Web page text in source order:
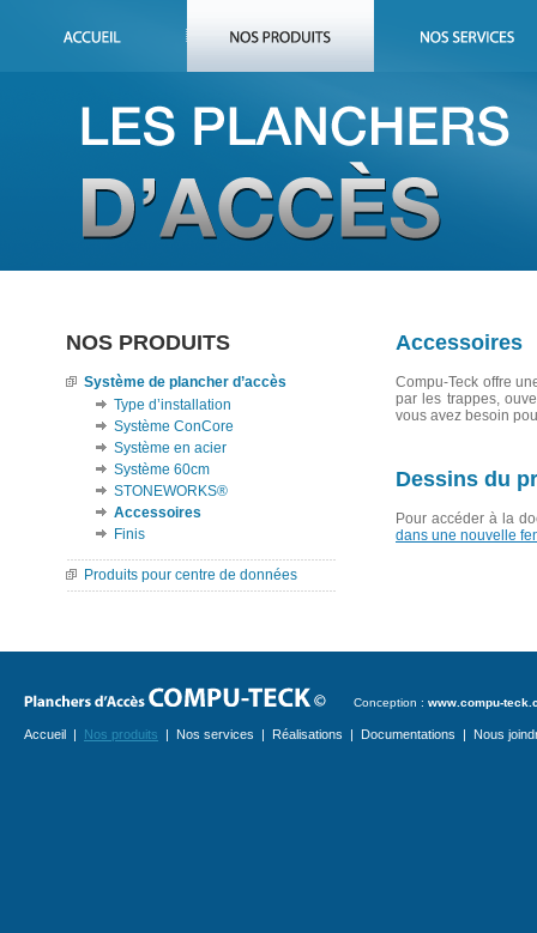
NOS PRODUITS
Système de plancher d’accès
Type d’installation
Système ConCore
Système en acier
Système 60cm
STONEWORKS®
Accessoires
Finis
Produits pour centre de données
Accessoires
Compu-Teck offre
par les trappes,
vous avez besoin
Dessins du
Pour accéder à la
dans une nouvelle
Conception : www.compu-
Accueil | Nos produits | Nos services | Réalisations | Documentations | Nous